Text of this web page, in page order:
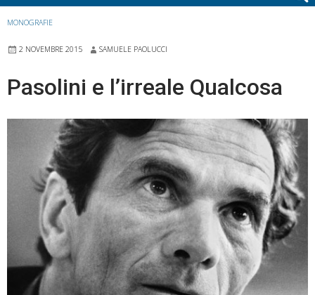
MONOGRAFIE
2 NOVEMBRE 2015 SAMUELE PAOLUCCI
Pasolini e l’irreale Qualcosa